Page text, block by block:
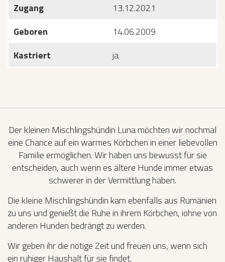
Zugang
13.12.2021
Geboren
14.06.2009
Kastriert
ja
Der kleinen Mischlingshündin Luna möchten wir nochmal
eine Chance auf ein warmes Körbchen in einer liebevollen
Familie ermöglichen. Wir haben uns bewusst für sie
entscheiden, auch wenn es ältere Hunde immer etwas
schwerer in der Vermittlung haben.
Die kleine Mischlingshündin kam ebenfalls aus Rumänien
zu uns und genießt die Ruhe in ihrem Körbchen, iohne von
anderen Hunden bedrängt zu werden.
Wir geben ihr die nötige Zeit und freuen uns, wenn sich
ein ruhiger Haushalt für sie findet.